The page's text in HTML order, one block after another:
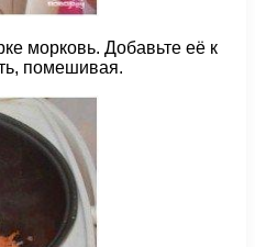
морковь. Добавьте её к
помешивая.